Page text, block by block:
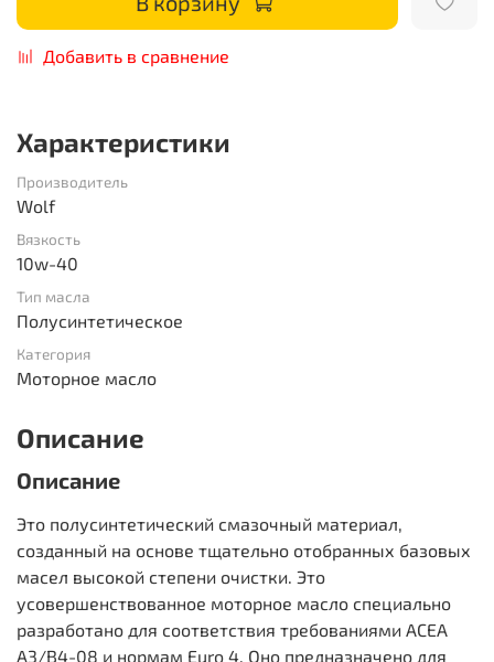
Добавить в сравнение
Характеристики
Производитель
Wolf
Вязкость
10w-40
Тип масла
Полусинтетическое
Категория
Моторное масло
Описание
Описание
Это полусинтетический смазочный материал,
созданный на основе тщательно отобранных базовых
масел высокой степени очистки. Это
усовершенствованное моторное масло специально
разработано для соответствия требованиями ACEA
A3/B4-08 и нормам Euro 4. Оно предназначено для